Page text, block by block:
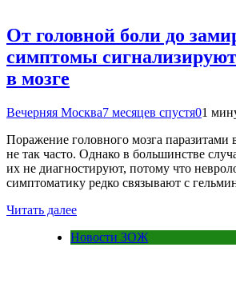
От головной боли до
симптомы
в мозге
Вечерняя Москва7 месяцев спустя01
Поражение головного мозга паразитами
не так часто. Однако в большинстве
их не диагностируют, потому что
симптоматику редко связывают с
Читать далее
Новости ЗОЖ